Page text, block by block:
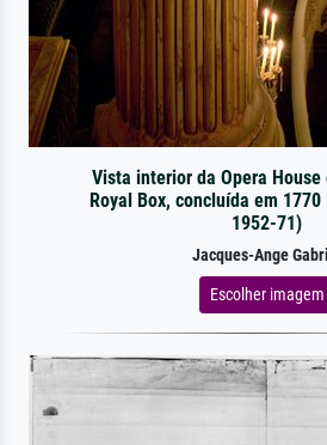
Vista interior da Opera House
Royal Box, concluída em
1952-71)
Jacques-Ange
Escolher imagem